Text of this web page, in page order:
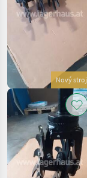
Nový stroj